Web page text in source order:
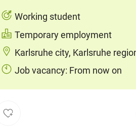
Working student
Temporary employment
Karlsruhe city, Karlsruhe
Job vacancy: From now on